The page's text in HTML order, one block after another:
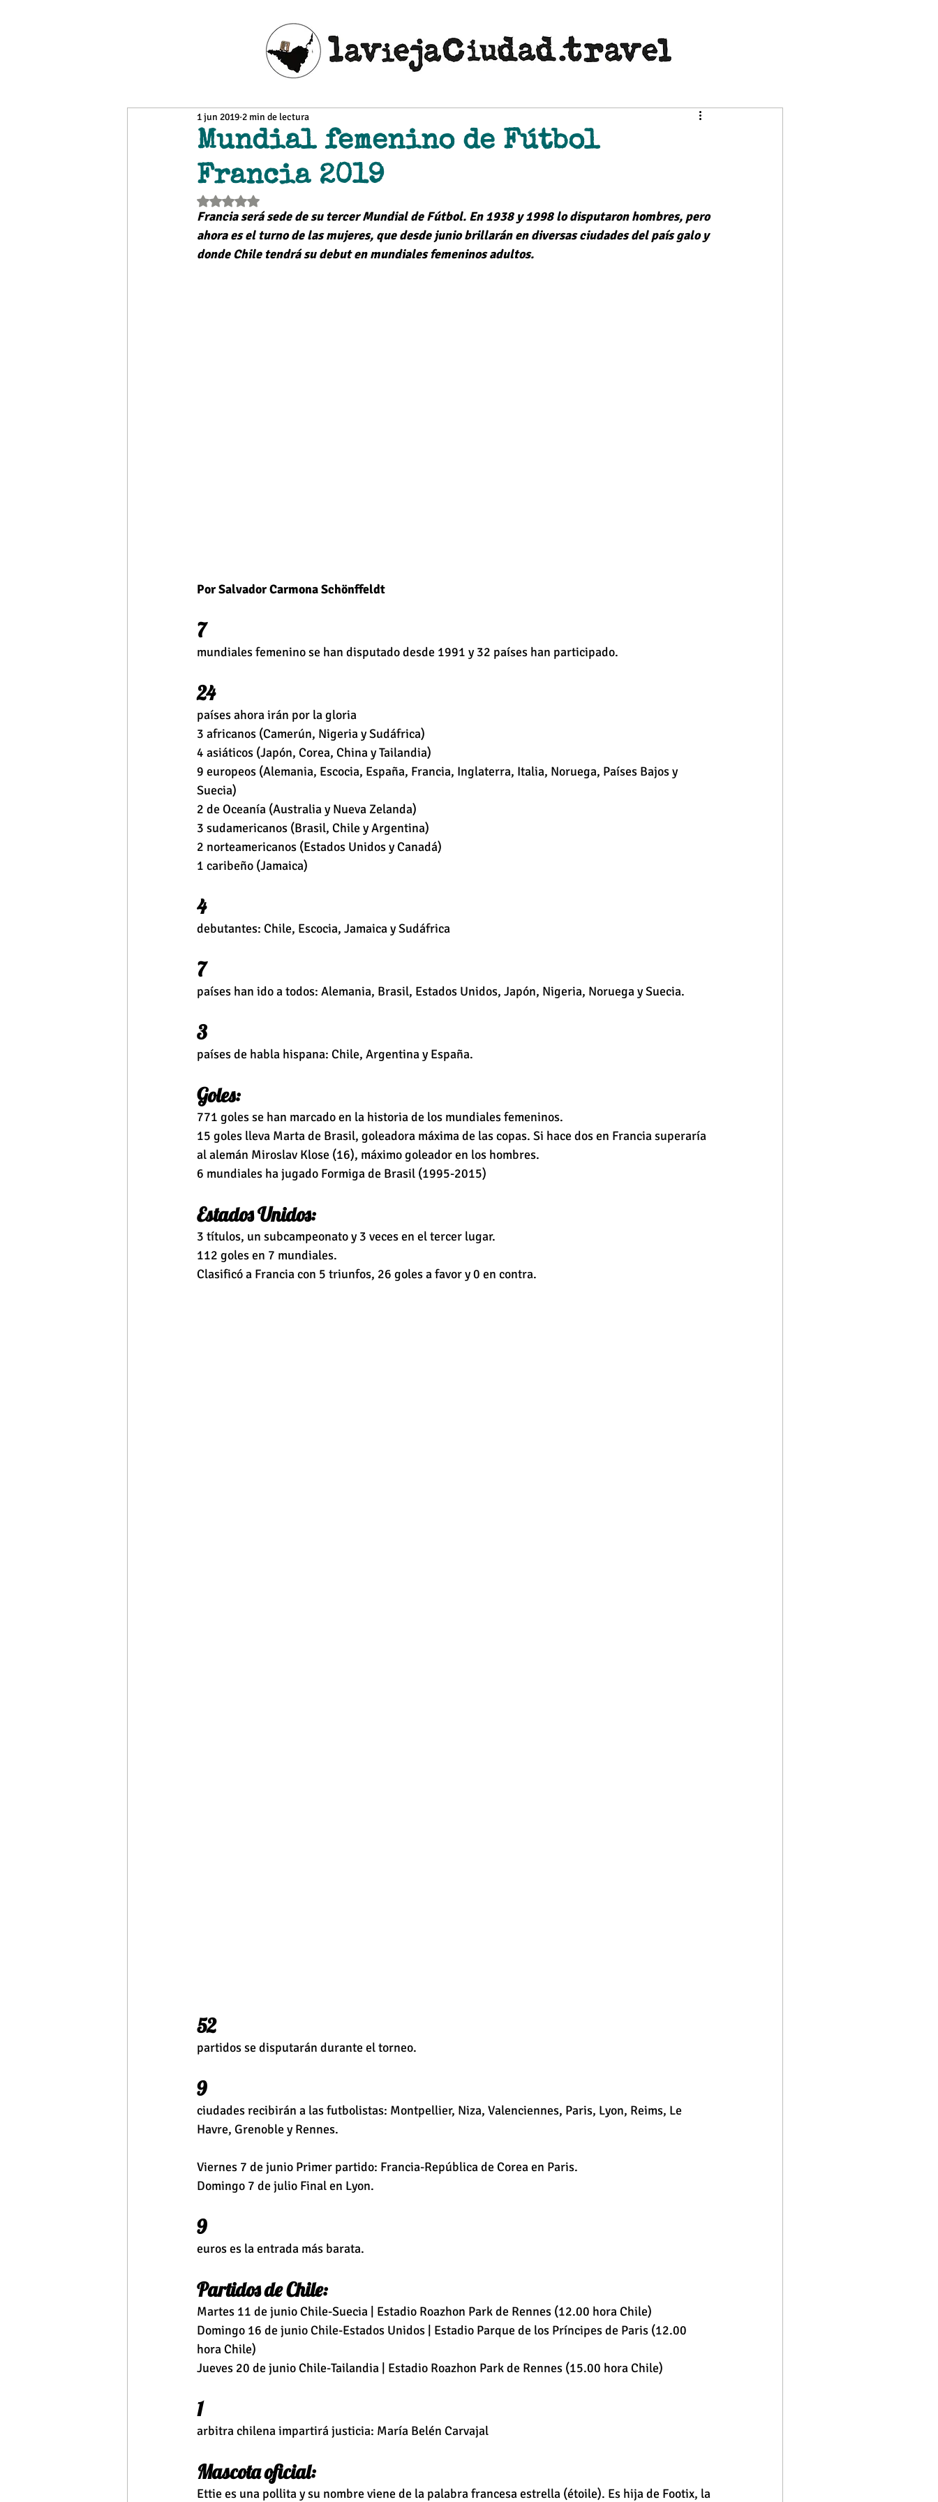
Mundial femenino de Fútbol
Francia 2019
1 jun 2019 2 min de lectura
Obtuvo NaN de 5 estrellas.
Francia será sede de su tercer Mundial de Fútbol. En 1938 y 1998 lo disputaron hombres, pero
ahora es el turno de las mujeres, que desde junio brillarán en diversas ciudades del país galo y
donde Chile tendrá su debut en mundiales femeninos adultos.
Por Salvador Carmona Schönffeldt
7
mundiales femenino se han disputado desde 1991 y 32 países han participado.
24
países ahora irán por la gloria
3 africanos (Camerún, Nigeria y Sudáfrica)
4 asiáticos (Japón, Corea, China y Tailandia)
9 europeos (Alemania, Escocia, España, Francia, Inglaterra, Italia, Noruega, Países Bajos y
Suecia)
2 de Oceanía (Australia y Nueva Zelanda)
3 sudamericanos (Brasil, Chile y Argentina)
2 norteamericanos (Estados Unidos y Canadá)
1 caribeño (Jamaica)
4
debutantes: Chile, Escocia, Jamaica y Sudáfrica
7
países han ido a todos: Alemania, Brasil, Estados Unidos, Japón, Nigeria, Noruega y Suecia.
3
países de habla hispana: Chile, Argentina y España.
Goles:
771 goles se han marcado en la historia de los mundiales femeninos.
15 goles lleva Marta de Brasil, goleadora máxima de las copas. Si hace dos en Francia superaría
al alemán Miroslav Klose (16), máximo goleador en los hombres.
6 mundiales ha jugado Formiga de Brasil (1995-2015)
Estados Unidos:
3 títulos, un subcampeonato y 3 veces en el tercer lugar.
112 goles en 7 mundiales.
Clasificó a Francia con 5 triunfos, 26 goles a favor y 0 en contra.
52
partidos se disputarán durante el torneo.
9
ciudades recibirán a las futbolistas: Montpellier, Niza, Valenciennes, Paris, Lyon, Reims, Le
Havre, Grenoble y Rennes.
Viernes 7 de junio Primer partido: Francia-República de Corea en Paris.
Domingo 7 de julio Final en Lyon.
9
euros es la entrada más barata.
Partidos de Chile:
Martes 11 de junio Chile-Suecia | Estadio Roazhon Park de Rennes (12.00 hora Chile)
Domingo 16 de junio Chile-Estados Unidos | Estadio Parque de los Príncipes de Paris (12.00
hora Chile)
Jueves 20 de junio Chile-Tailandia | Estadio Roazhon Park de Rennes (15.00 hora Chile)
1
arbitra chilena impartirá justicia: María Belén Carvajal
Mascota oficial:
Ettie es una pollita y su nombre viene de la palabra francesa estrella (étoile). Es hija de Footix, la